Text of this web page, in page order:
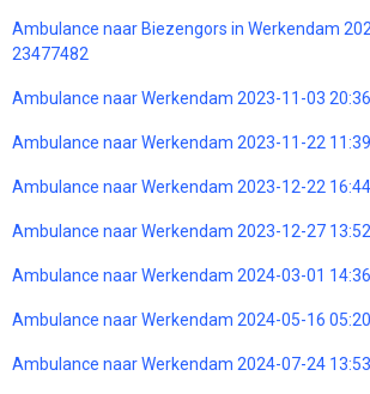
Ambulance naar Biezengors in Werkendam
23477482
Ambulance naar Werkendam 2023-11-03
Ambulance naar Werkendam 2023-11-22
Ambulance naar Werkendam 2023-12-22
Ambulance naar Werkendam 2023-12-27
Ambulance naar Werkendam 2024-03-01
Ambulance naar Werkendam 2024-05-16
Ambulance naar Werkendam 2024-07-24